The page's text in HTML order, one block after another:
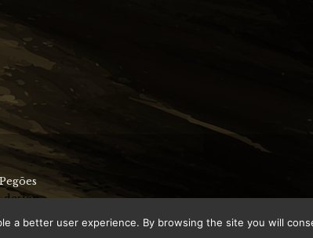
design
a better user experience. By browsing the site you will